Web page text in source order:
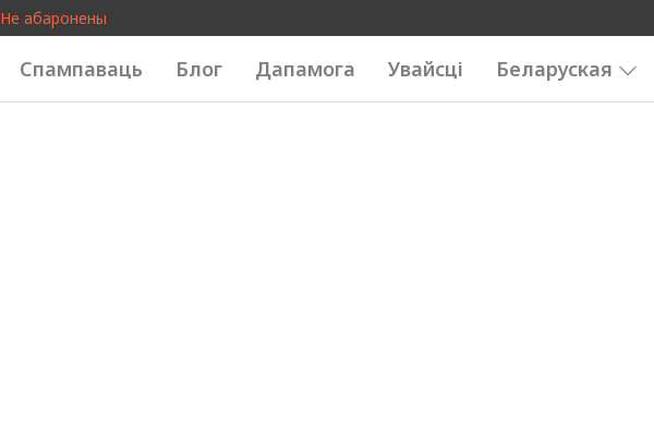
Не абаронены
Спампаваць Блог Дапамога Увайсці Беларуская